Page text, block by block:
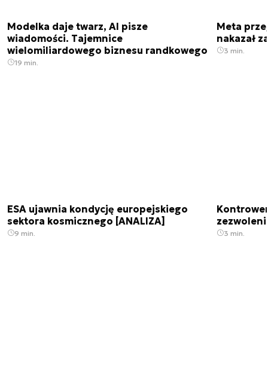
Modelka daje twarz, AI pisze
wiadomości. Tajemnice
wielomiliardowego biznesu randkowego
19 min.
Meta
nakazał
3 min.
ESA ujawnia kondycję europejskiego
sektora kosmicznego [ANALIZA]
9 min. 3 min.